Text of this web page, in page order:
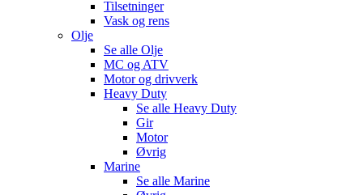
Tilsetninger
Vask og rens
Olje
Se alle Olje
MC og ATV
Motor og drivverk
Heavy Duty
Se alle Heavy Duty
Gir
Motor
Øvrig
Marine
Se alle Marine